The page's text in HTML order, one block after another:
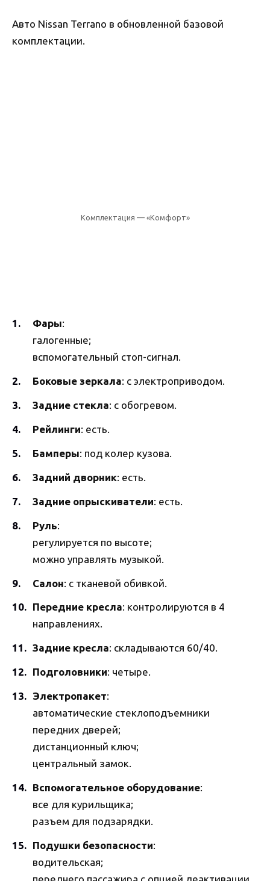
Авто Nissan Terrano в обновленной базовой
комплектации.
Комплектация — «Комфорт»
Фары:
галогенные;
вспомогательный стоп-сигнал.
Боковые зеркала: с электроприводом.
Задние стекла: с обогревом.
Рейлинги: есть.
Бамперы: под колер кузова.
Задний дворник: есть.
Задние опрыскиватели: есть.
Руль:
регулируется по высоте;
можно управлять музыкой.
Салон: с тканевой обивкой.
Передние кресла: контролируются в 4
направлениях.
Задние кресла: складываются 60/40.
Подголовники: четыре.
Электропакет:
автоматические стеклоподъемники
передних дверей;
дистанционный ключ;
центральный замок.
Вспомогательное оборудование:
все для курильщика;
разъем для подзарядки.
Подушки безопасности:
водительская;